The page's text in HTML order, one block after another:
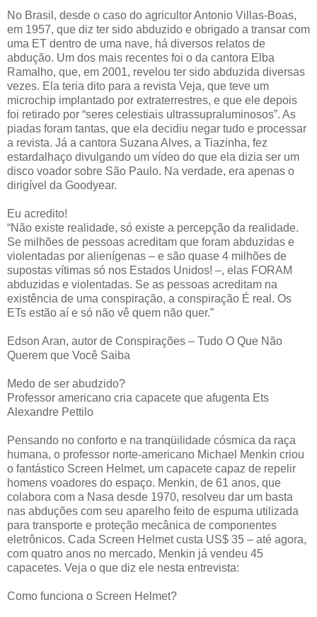
No Brasil, desde o caso do agricultor Antonio Villas-Boas,
em 1957, que diz ter sido abduzido e obrigado a transar com
uma ET dentro de uma nave, há diversos relatos de
abdução. Um dos mais recentes foi o da cantora Elba
Ramalho, que, em 2001, revelou ter sido abduzida diversas
vezes. Ela teria dito para a revista Veja, que teve um
microchip implantado por extraterrestres, e que ele depois
foi retirado por “seres celestiais ultrassupraluminosos”. As
piadas foram tantas, que ela decidiu negar tudo e processar
a revista. Já a cantora Suzana Alves, a Tiazinha, fez
estardalhaço divulgando um vídeo do que ela dizia ser um
disco voador sobre São Paulo. Na verdade, era apenas o
dirigível da Goodyear.
Eu acredito!
“Não existe realidade, só existe a percepção da realidade.
Se milhões de pessoas acreditam que foram abduzidas e
violentadas por alienígenas – e são quase 4 milhões de
supostas vítimas só nos Estados Unidos! –, elas FORAM
abduzidas e violentadas. Se as pessoas acreditam na
existência de uma conspiração, a conspiração É real. Os
ETs estão aí e só não vê quem não quer.”
Edson Aran, autor de Conspirações – Tudo O Que Não
Querem que Você Saiba
Medo de ser abudzido?
Professor americano cria capacete que afugenta Ets
Alexandre Pettilo
Pensando no conforto e na tranqüilidade cósmica da raça
humana, o professor norte-americano Michael Menkin criou
o fantástico Screen Helmet, um capacete capaz de repelir
homens voadores do espaço. Menkin, de 61 anos, que
colabora com a Nasa desde 1970, resolveu dar um basta
nas abduções com seu aparelho feito de espuma utilizada
para transporte e proteção mecânica de componentes
eletrônicos. Cada Screen Helmet custa US$ 35 – até agora,
com quatro anos no mercado, Menkin já vendeu 45
capacetes. Veja o que diz ele nesta entrevista:
Como funciona o Screen Helmet?